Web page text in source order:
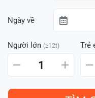
Ngày về
Người lớn (≥12t) Trẻ
1